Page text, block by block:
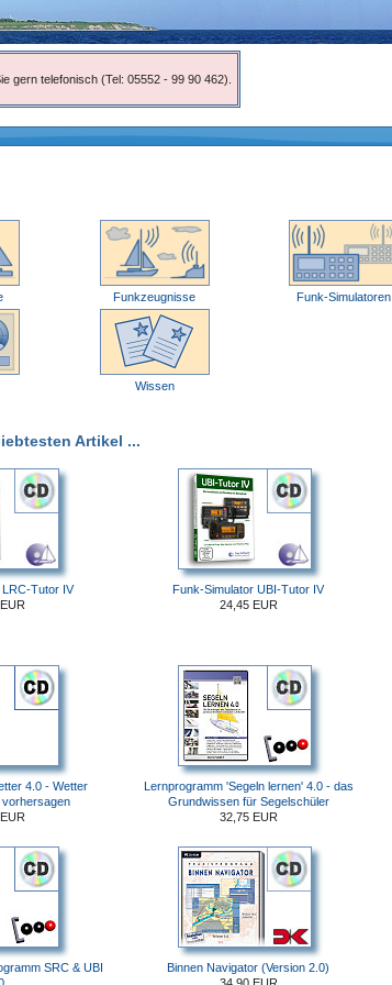
gern telefonisch (Tel: 05552 - 99 90 462).
Funkzeugnisse Funk-Simulatoren
Wissen
Artikel ...
Tutor IV
Funk-Simulator UBI-Tutor IV
24,45 EUR
4.0 - Wetter
Lernprogramm 'Segeln lernen' 4.0 - das
Grundwissen für Segelschüler
32,75 EUR
SRC & UBI
Binnen Navigator (Version 2.0)